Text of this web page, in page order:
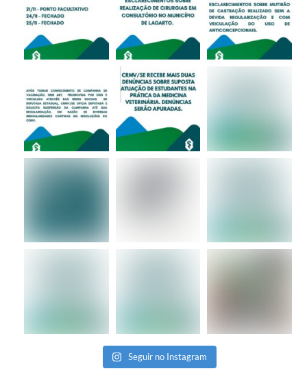
Seguir no Instagram